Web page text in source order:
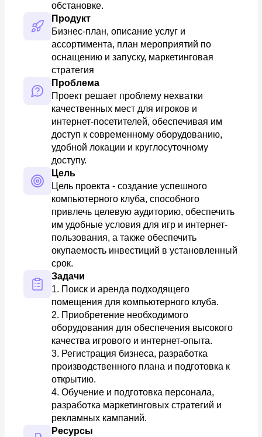
обстановке.
Продукт
Бизнес-план, описание услуг и
ассортимента, план мероприятий по
оснащению и запуску, маркетинговая
стратегия
Проблема
Проект решает проблему нехватки
качественных мест для игроков и
интернет-посетителей, обеспечивая им
доступ к современному оборудованию,
удобной локации и круглосуточному
доступу.
Цель
Цель проекта - создание успешного
компьютерного клуба, способного
привлечь целевую аудиторию, обеспечить
им удобные условия для игр и интернет-
пользования, а также обеспечить
окупаемость инвестиций в установленный
срок.
Задачи
1. Поиск и аренда подходящего
помещения для компьютерного клуба.
2. Приобретение необходимого
оборудования для обеспечения высокого
качества игрового и интернет-опыта.
3. Регистрация бизнеса, разработка
производственного плана и подготовка к
открытию.
4. Обучение и подготовка персонала,
разработка маркетинговых стратегий и
рекламных кампаний.
Ресурсы